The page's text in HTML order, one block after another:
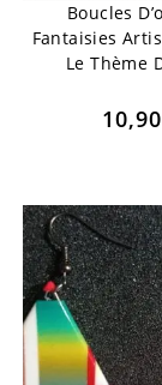
Boucles
Fantaisies
Le Thème